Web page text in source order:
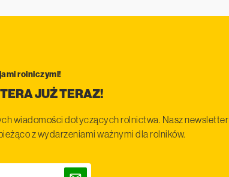
rolniczymi!
JUŻ TERAZ!
wiadomości dotyczących rolnictwa. Nasz newsletter
z wydarzeniami ważnymi dla rolników.